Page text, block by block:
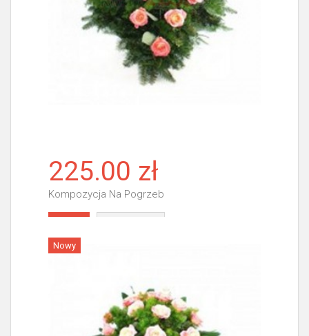
225.00 zł
Kompozycja Na Pogrzeb
Nowy